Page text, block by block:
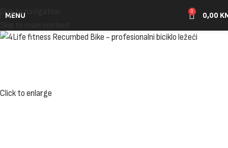
Skip to navigation
MENU 0 0,00
Click to enlarge